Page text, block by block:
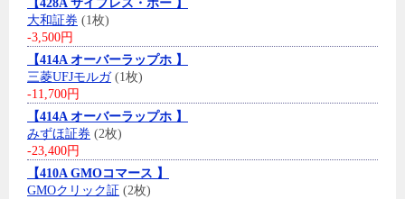
【428A サイプレス・ホー 】
大和証券 (1枚)
-3,500円
【414A オーバーラップホ 】
三菱UFJモルガ(1枚)
-11,700円
【414A オーバーラップホ 】
みずほ証券 (2枚)
-23,400円
【410A GMOコマース 】
GMOクリック証 (2枚)